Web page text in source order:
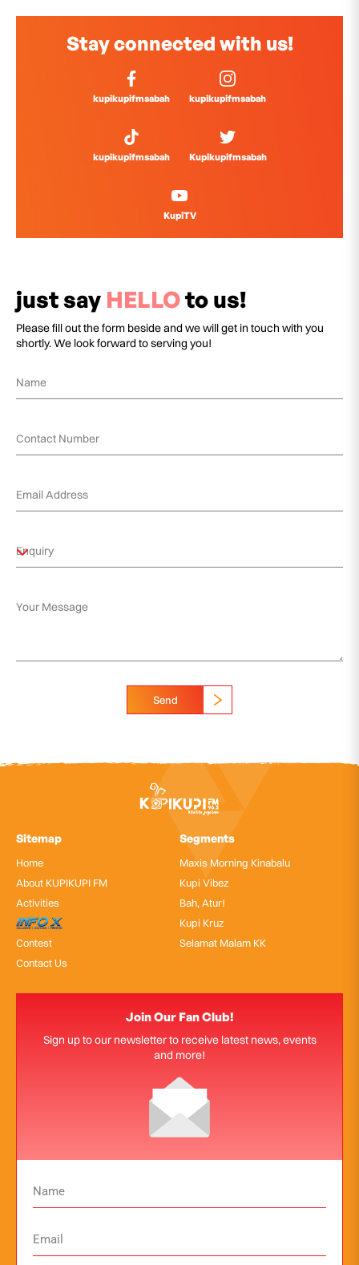
Stay connected with us!
kupikupifmsabah kupikupifmsabah
kupikupifmsabah Kupikupifmsabah
KupiTV
just say HELLOto us!
Please fill out the form beside and we will get in touch with you
shortly. We look forward to serving you!
Send
Sitemap
Home
About KUPIKUPI FM
Activities
InfoX
Contest
Contact Us
Segments
Maxis Morning Kinabalu
Kupi Vibez
Bah, Atur!
Kupi Kruz
Selamat Malam KK
Join Our Fan Club!
Sign up to our newsletter to receive latest news, events
and more!